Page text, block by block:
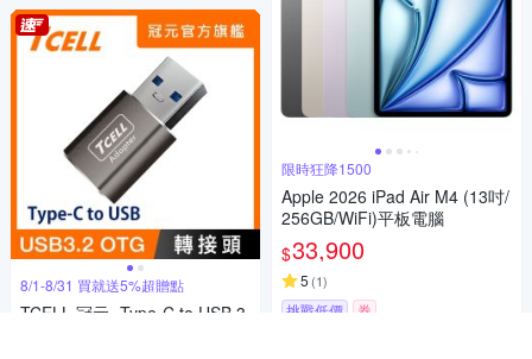
8/1-8/31 買就送5%超贈點
TCELL 冠元- Type-C to USB 3.
限時狂降1500
Apple 2026 iPad Air M4 (13吋/
256GB/WiFi)平板電腦
$33,900
5 (1)
挑戰低價 券